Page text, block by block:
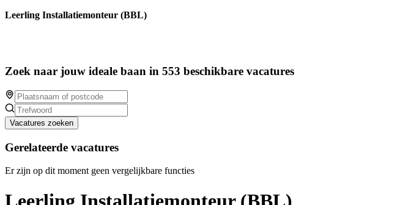
Leerling Installatiemonteur (BBL)
Zoek naar jouw ideale baan in 553 beschikbare vacatures
Vacatures zoeken
Gerelateerde vacatures
Er zijn op dit moment geen vergelijkbare functies